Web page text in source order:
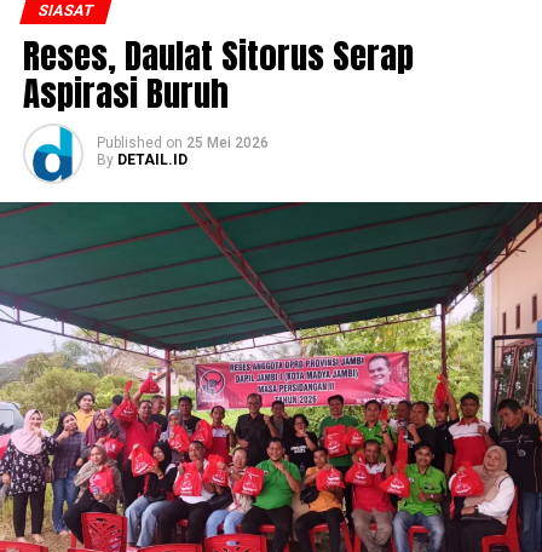
SIASAT
Reses, Daulat Sitorus Serap
Aspirasi Buruh
Published on 25 Mei 2026
By DETAIL.ID